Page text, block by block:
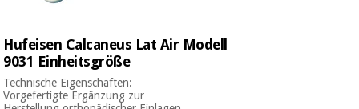
Fisaude
Tech
Academy
Therapeutische
Essentielles
schutzmaterial
für
Outlet
möbel
Therapeutische
Hufeisen Calcaneus Lat Air Modell
9031 Einheitsgröße
Technische Eigenschaften:
Vorgefertigte Ergänzung zur